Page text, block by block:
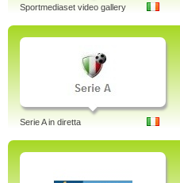
Sportmediaset video gallery
Serie A in diretta